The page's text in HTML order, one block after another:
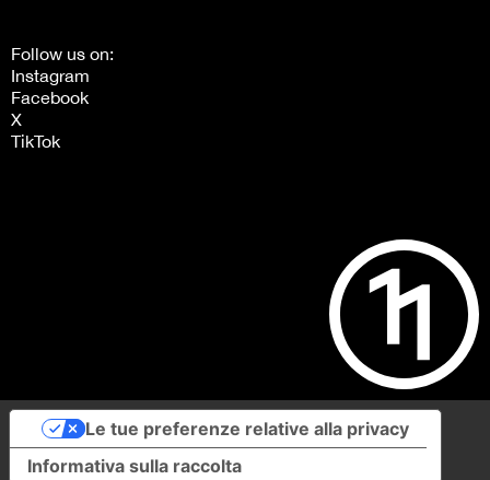
Follow us on:
Instagram
Facebook
X
TikTok
Informativa sulla raccolta
Le tue preferenze relative alla privacy